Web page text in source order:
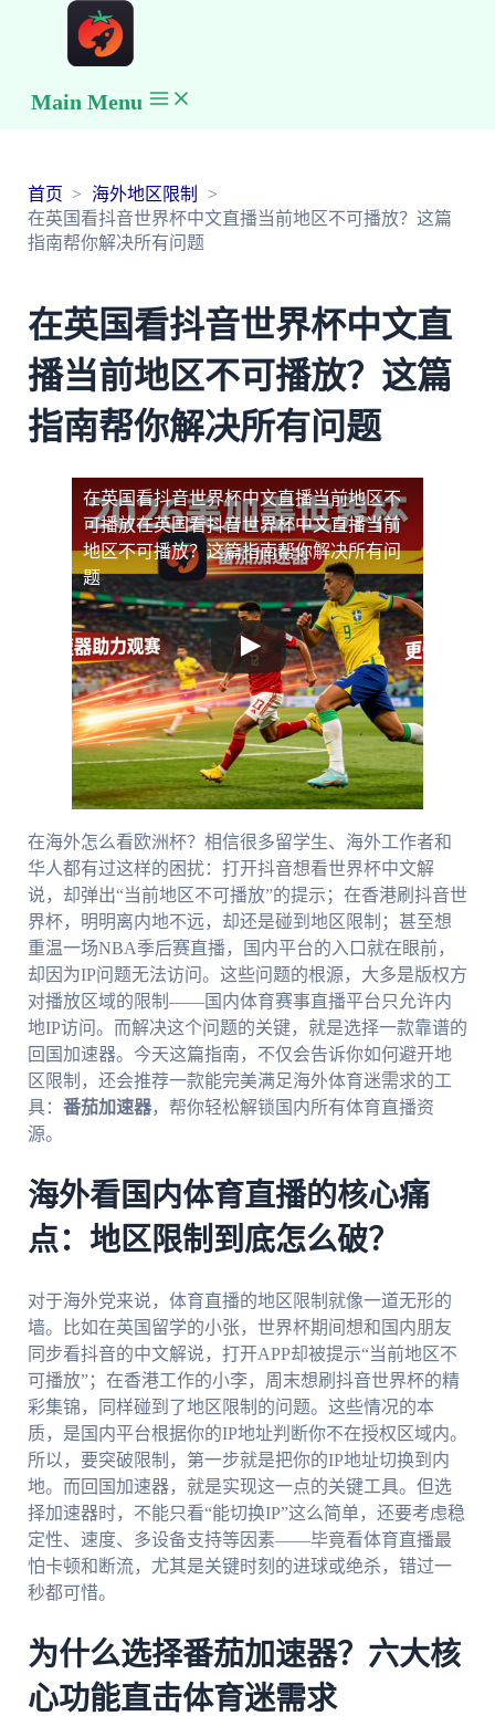
Main Menu
首页
海外地区限制
在英国看抖音世界杯中文直播当前地区不可播放？这篇
指南帮你解决所有问题
在英国看抖音世界杯中文直
播当前地区不可播放？这篇
指南帮你解决所有问题
在英国看抖音世界杯中文直播当前地区不
可播放在英国看抖音世界杯中文直播当前
地区不可播放？这篇指南帮你解决所有问
题
在海外怎么看欧洲杯？相信很多留学生、海外工作者和
华人都有过这样的困扰：打开抖音想看世界杯中文解
说，却弹出“当前地区不可播放”的提示；在香港刷抖音世
界杯，明明离内地不远，却还是碰到地区限制；甚至想
重温一场NBA季后赛直播，国内平台的入口就在眼前，
却因为IP问题无法访问。这些问题的根源，大多是版权方
对播放区域的限制——国内体育赛事直播平台只允许内
地IP访问。而解决这个问题的关键，就是选择一款靠谱的
回国加速器。今天这篇指南，不仅会告诉你如何避开地
区限制，还会推荐一款能完美满足海外体育迷需求的工
具： 番茄加速器，帮你轻松解锁国内所有体育直播资
源。
海外看国内体育直播的核心痛
点：地区限制到底怎么破？
对于海外党来说，体育直播的地区限制就像一道无形的
墙。比如在英国留学的小张，世界杯期间想和国内朋友
同步看抖音的中文解说，打开APP却被提示“当前地区不
可播放”；在香港工作的小李，周末想刷抖音世界杯的精
彩集锦，同样碰到了地区限制的问题。这些情况的本
质，是国内平台根据你的IP地址判断你不在授权区域内。
所以，要突破限制，第一步就是把你的IP地址切换到内
地。而回国加速器，就是实现这一点的关键工具。但选
择加速器时，不能只看“能切换IP”这么简单，还要考虑稳
定性、速度、多设备支持等因素——毕竟看体育直播最
怕卡顿和断流，尤其是关键时刻的进球或绝杀，错过一
秒都可惜。
为什么选择番茄加速器？六大核
心功能直击体育迷需求